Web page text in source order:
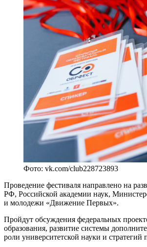
Фото: vk.com/club228723893
Проведение фестиваля направлено на
РФ, Российской академии наук,
и молодежи «Движение Первых».
Пройдут обсуждения федеральных
образования, развитие системы
роли университетской науки и стратегий